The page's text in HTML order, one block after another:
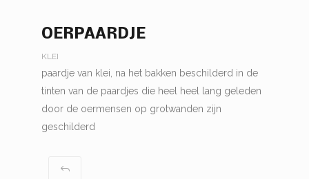
OERPAARDJE
KLEI
paardje van klei, na het bakken beschilderd in de
tinten van de paardjes die heel heel lang geleden
door de oermensen op grotwanden zijn
geschilderd